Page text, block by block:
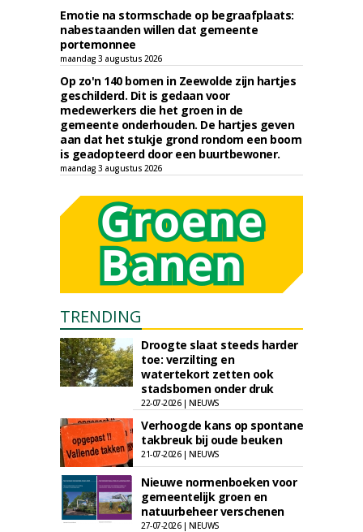
Emotie na stormschade op begraafplaats:
nabestaanden willen dat gemeente
portemonnee
maandag 3 augustus 2026
Op zo'n 140 bomen in Zeewolde zijn hartjes
geschilderd. Dit is gedaan voor
medewerkers die het groen in de
gemeente onderhouden. De hartjes geven
aan dat het stukje grond rondom een boom
is geadopteerd door een buurtbewoner.
maandag 3 augustus 2026
TRENDING
Droogte slaat steeds harder
toe: verzilting en
watertekort zetten ook
stadsbomen onder druk
22-07-2026 | NIEUWS
Verhoogde kans op spontane
takbreuk bij oude beuken
21-07-2026 | NIEUWS
Nieuwe normenboeken voor
gemeentelijk groen en
natuurbeheer verschenen
27-07-2026 | NIEUWS